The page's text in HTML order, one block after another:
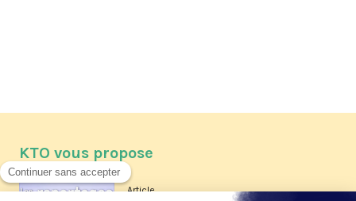
KTO vous propose
Article